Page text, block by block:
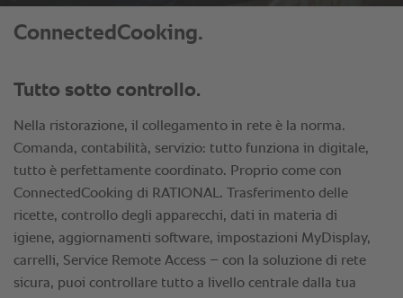
ConnectedCooking.
Tutto sotto controllo.
Nella ristorazione, il collegamento in rete è la norma.
Comanda, contabilità, servizio: tutto funziona in digitale,
tutto è perfettamente coordinato. Proprio come con
ConnectedCooking di RATIONAL. Trasferimento delle
ricette, controllo degli apparecchi, dati in materia di
igiene, aggiornamenti software, impostazioni MyDisplay,
carrelli, Service Remote Access – con la soluzione di rete
sicura, puoi controllare tutto a livello centrale dalla tua